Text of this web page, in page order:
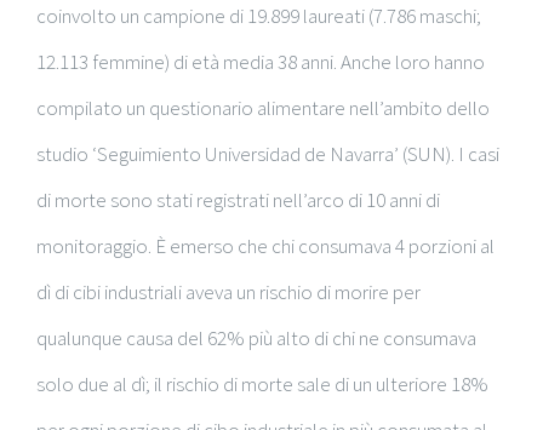
coinvolto un campione di 19.899 laureati (7.786 maschi;
12.113 femmine) di età media 38 anni. Anche loro hanno
compilato un questionario alimentare nell’ambito dello
studio ‘Seguimiento Universidad de Navarra’ (SUN). I casi
di morte sono stati registrati nell’arco di 10 anni di
monitoraggio. È emerso che chi consumava 4 porzioni al
dì di cibi industriali aveva un rischio di morire per
qualunque causa del 62% più alto di chi ne consumava
solo due al dì; il rischio di morte sale di un ulteriore 18%